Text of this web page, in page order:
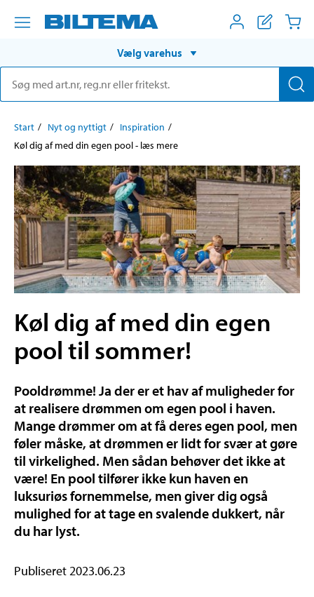
Vælg varehus
Start Nyt og nyttigt
Inspiration
Køl dig af med din egen pool - læs mere
Køl dig af med din egen
pool til sommer!
Pooldrømme! Ja der er et hav af muligheder for
at realisere drømmen om egen pool i haven.
Mange drømmer om at få deres egen pool, men
føler måske, at drømmen er lidt for svær at gøre
til virkelighed. Men sådan behøver det ikke at
være! En pool tilfører ikke kun haven en
luksuriøs fornemmelse, men giver dig også
mulighed for at tage en svalende dukkert, når
du har lyst.
Publiseret 2023.06.23